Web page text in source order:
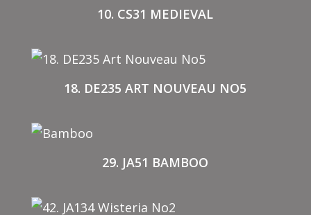
10. CS31 MEDIEVAL
18. DE235 ART NOUVEAU NO5
29. JA51 BAMBOO